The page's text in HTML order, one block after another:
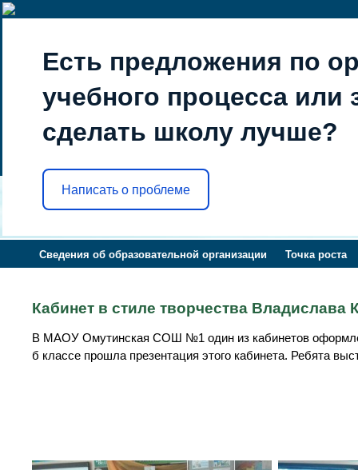
Есть предложения по
учебного процесса или
сделать школу лучше?
Написать о проблеме
Сведения об образовательной организации Точка роста
Кабинет в стиле творчества Владислава
В МАОУ Омутинская СОШ №1 один из кабинетов
б классе прошла презентация этого кабинета. Ребята